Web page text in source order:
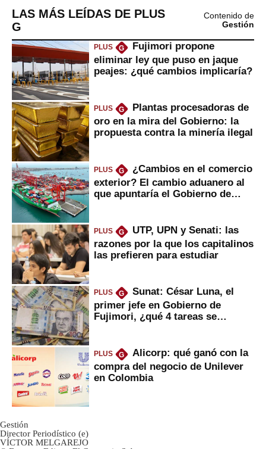
LAS MÁS LEÍDAS DE PLUS
G
Contenido de
Gestión
PLUS G
Fujimori propone
eliminar ley que puso en jaque
peajes: ¿qué cambios implicaría?
PLUS G
Plantas procesadoras de
oro en la mira del Gobierno: la
propuesta contra la minería ilegal
PLUS G
¿Cambios en el comercio
exterior? El cambio aduanero al
que apuntaría el Gobierno de
PLUS G
UTP, UPN y Senati: las
razones por la que los capitalinos
las prefieren para estudiar
PLUS G
Sunat: César Luna, el
primer jefe en Gobierno de
Fujimori, ¿qué 4 tareas se
PLUS G
Alicorp: qué ganó con la
compra del negocio de Unilever
en Colombia
Gestión
Director Periodístico (e)
VÍCTOR MELGAREJO